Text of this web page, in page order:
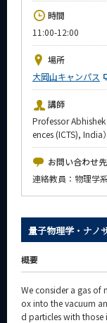
時間
11:00-12:00
場所
大岡山キャンパス
講師
Professor
ences (ICTS), India）
お問い合わせ先
連絡教員：物理学
量子物理学・ナノ
概要
We consider a gas of
ox into the vacuum
d particles with those
News
イベントカレンダ
Event Calendar
今後のイベント
今後の課程別イ